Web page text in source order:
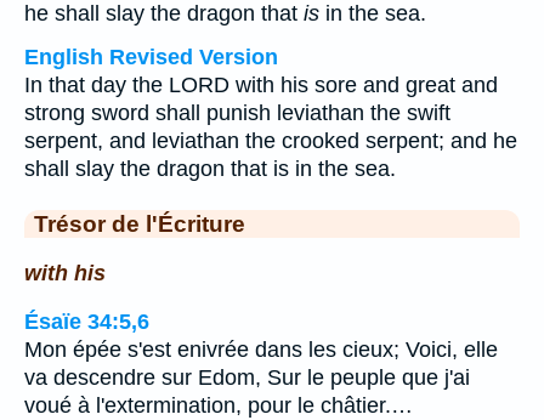
he shall slay the dragon that is in the sea.
English Revised Version
In that day the LORD with his sore and great and
strong sword shall punish leviathan the swift
serpent, and leviathan the crooked serpent; and he
shall slay the dragon that is in the sea.
Trésor de l'Écriture
with his
Ésaïe 34:5,6
Mon épée s'est enivrée dans les cieux; Voici, elle
va descendre sur Edom, Sur le peuple que j'ai
voué à l'extermination, pour le châtier.…